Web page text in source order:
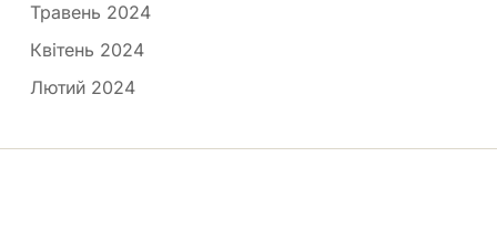
Травень 2024
Квітень 2024
Лютий 2024